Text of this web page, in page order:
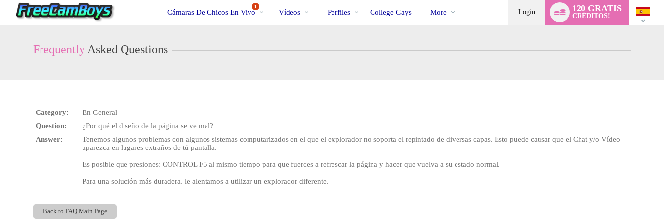
User
Cams
1
Cámaras De Chicos En Vivo
populares
Vídeos Perfiles College Gays More Login 120 GRATIS
CRÉDITOS!
switch
Frequently Asked Questions
Category:
En General
Question:
¿Por qué el diseño de la página se ve mal?
Answer:
Tenemos algunos problemas con algunos sistemas computarizados en el que el explorador no soporta el repintado de diversas capas. Esto puede causar que el Chat y/o Vídeo
aparezca en lugares extraños de tú pantalla.
Es posible que presiones: CONTROL F5 al mismo tiempo para que fuerces a refrescar la página y hacer que vuelva a su estado normal.
Para una solución más duradera, le alentamos a utilizar un explorador diferente.
Back to FAQ Main Page
LIMITED TIME OFFER!